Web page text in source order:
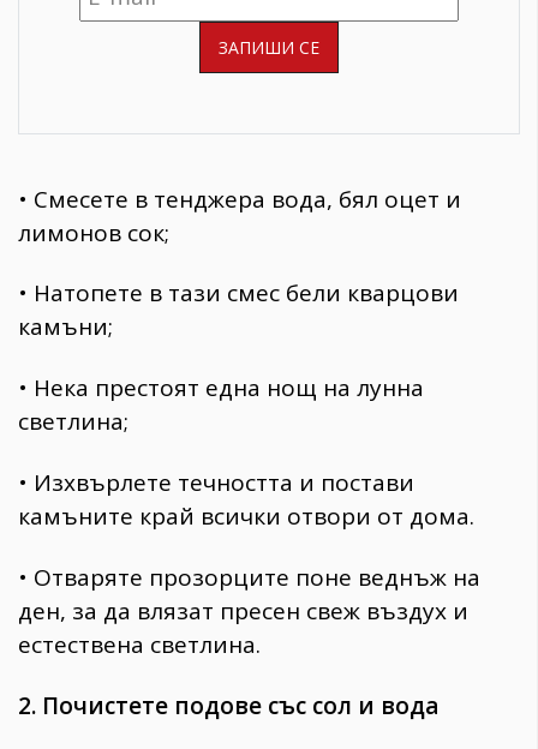
• Смесете в тенджера вода, бял оцет и
лимонов сок;
• Натопете в тази смес бели кварцови
камъни;
• Нека престоят една нощ на лунна
светлина;
• Изхвърлете течността и постави
камъните край всички отвори от дома.
• Отваряте прозорците поне веднъж на
ден, за да влязат пресен свеж въздух и
естествена светлина.
2. Почистете подове със сол и вода